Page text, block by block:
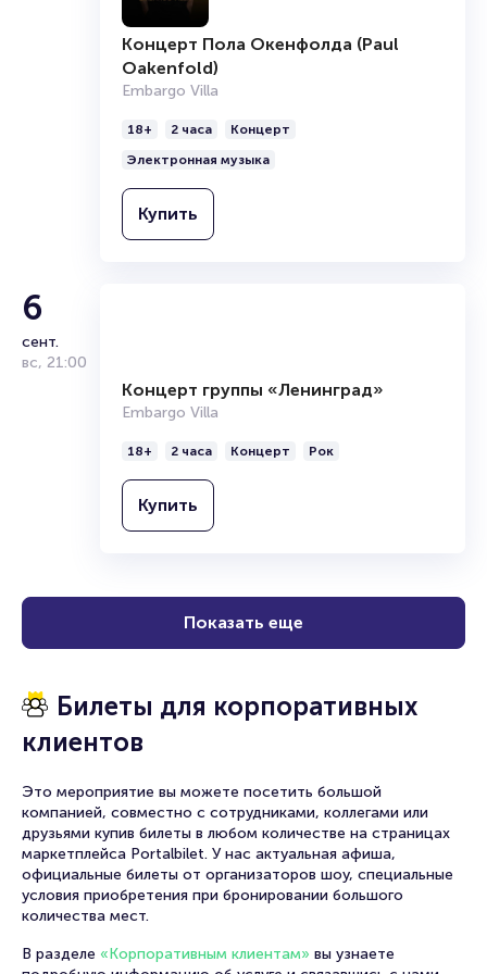
Концерт Пола Окенфолда (Paul
Oakenfold)
Embargo Villa
18+ 2 часа
Концерт
Электронная музыка
Купить
6
сент.
вс, 21:00
Концерт группы «Ленинград»
18+ 2 часа
клиентов
Это мероприятие вы можете посетить большой
компанией, совместно с сотрудниками, коллегами или
друзьями купив билеты в любом количестве на страницах
маркетплейса Portalbilet. У нас актуальная афиша,
условия приобретения при бронировании большого